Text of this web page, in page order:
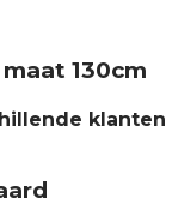
130cm